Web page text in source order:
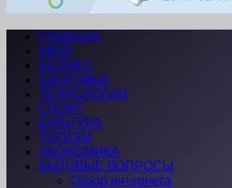
ГЛАВНАЯ
АВТО
БИЗНЕС
ЗДОРОВЬЕ
ТЕХНОЛОГИИ
СПОРТ
КУЛЬТУРА
ТУРИЗМ
ЭКОНОМИКА
БЫТОВЫЕ ВОПРОСЫ
Обзор интернета